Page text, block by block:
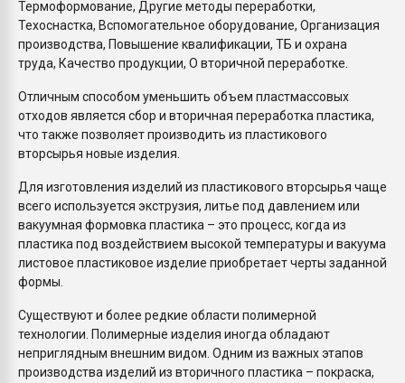
Термоформование, Другие методы переработки,
Техоснастка, Вспомогательное оборудование, Организация
производства, Повышение квалификации, ТБ и охрана
труда, Качество продукции, О вторичной переработке.
Отличным способом уменьшить объем пластмассовых
отходов является сбор и вторичная переработка пластика,
что также позволяет производить из пластикового
вторсырья новые изделия.
Для изготовления изделий из пластикового вторсырья чаще
всего используется экструзия, литье под давлением или
вакуумная формовка пластика – это процесс, когда из
пластика под воздействием высокой температуры и вакуума
листовое пластиковое изделие приобретает черты заданной
формы.
Существуют и более редкие области полимерной
технологии. Полимерные изделия иногда обладают
неприглядным внешним видом. Одним из важных этапов
производства изделий из вторичного пластика – покраска,